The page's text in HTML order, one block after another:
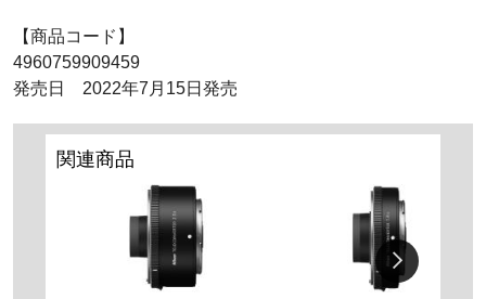
【商品コード】
4960759909459
発売日 2022年7月15日発売
関連商品